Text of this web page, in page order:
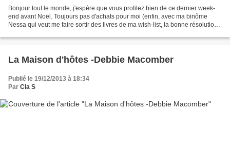
Bonjour tout le monde, j'espère que vous profitez bien de ce dernier week-
end avant Noël. Toujours pas d'achats pour moi (enfin, avec ma binôme
Nessa qui veut me faire sortir des livres de ma wish-list, la bonne résolution
La Maison d'hôtes -Debbie Macomber
Publié le 19/12/2013 à 18:34
Par Cla S